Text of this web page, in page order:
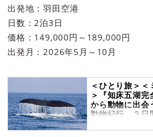
出発地：羽田空港
日数：2泊3日
価格：149,000円～189,000円
出発月：2026年5月～10月
＜ひとり旅＞
＞『知床五湖
から動物に出
動物紀行 ３日